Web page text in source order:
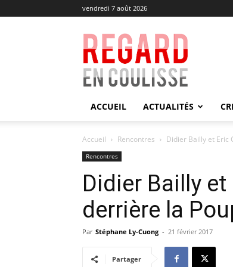
vendredi 7 août 2026
Regard
en
Coulisse
ACCUEIL ACTUALITÉS
Accueil Rencontres Didier Bailly et Eric
Rencontres
Didier Bailly
derrière la
Par Stéphane Ly-Cuong - 21 février 2017
Partager